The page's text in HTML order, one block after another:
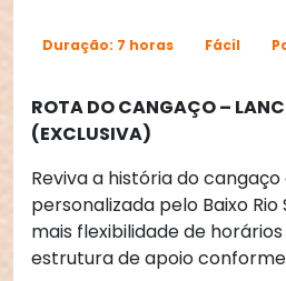
Duração: 7 horas Fácil
ROTA DO CANGAÇO –
(EXCLUSIVA)
Reviva a história do
personalizada pelo Baixo
mais flexibilidade de
estrutura de apoio